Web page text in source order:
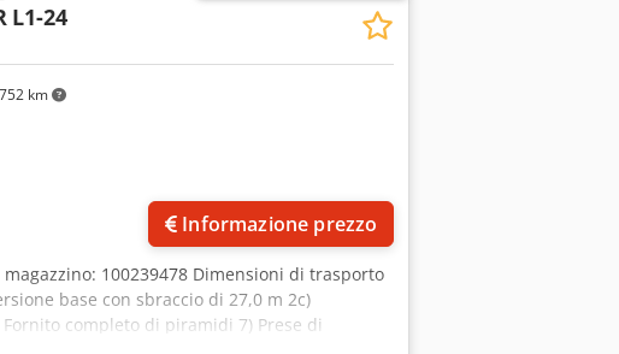
km
L1-24
Informazione prezzo
100239478 Dimensioni di trasporto
base con sbraccio di 27,0 m 2c)
completo di piramidi 7) Prese di